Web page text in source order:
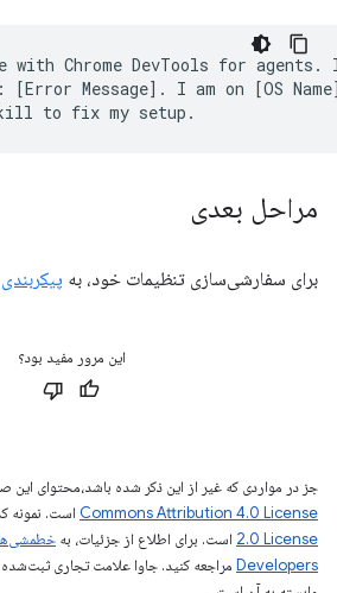
with Chrome DevTools for
Message]. I am on [OS
مراحل بعدی
برای سفارشی‌سازی تنظیمات خود، به پیکربندی
این مرور مفید بود؟
جز در مواردی که غیر از این ذکر شده باشد،‌محتوای
Commons Attribution 4.0 License است. نمونه
2.0 License است. برای اطلاع از جزئیات، به
Developers‏